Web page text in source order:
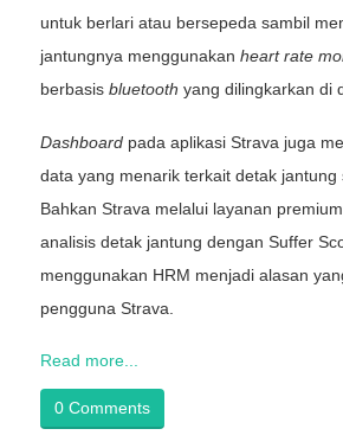
untuk berlari atau bersepeda sambil
jantungnya menggunakan heart rate
berbasis bluetooth yang dilingkarkan di
Dashboard pada aplikasi Strava juga
data yang menarik terkait detak jantung
Bahkan Strava melalui layanan
analisis detak jantung dengan Suffer
menggunakan HRM menjadi alasan
pengguna Strava.
Read more...
0 Comments